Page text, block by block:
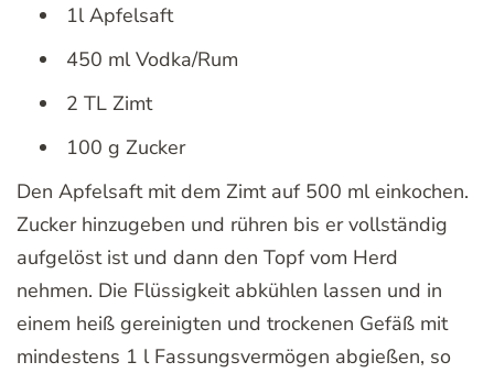
1l Apfelsaft
450 ml Vodka/Rum
2 TL Zimt
100 g Zucker
Den Apfelsaft mit dem Zimt auf 500 ml einkochen.
Zucker hinzugeben und rühren bis er vollständig
aufgelöst ist und dann den Topf vom Herd
nehmen. Die Flüssigkeit abkühlen lassen und in
einem heiß gereinigten und trockenen Gefäß mit
mindestens 1 l Fassungsvermögen abgießen, so